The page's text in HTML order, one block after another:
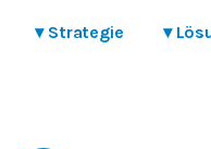
▾ Strategie ▾